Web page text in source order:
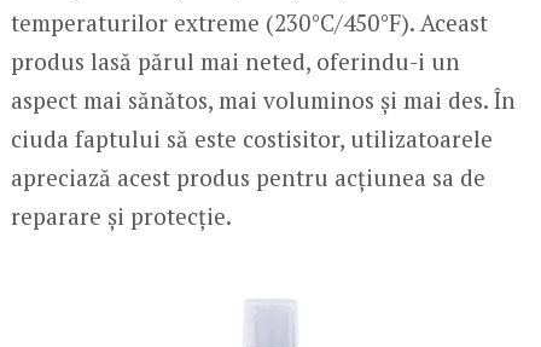
temperaturilor extreme (230°C/450°F). Aceast
produs lasă părul mai neted, oferindu-i un
aspect mai sănătos, mai voluminos și mai des. În
ciuda faptului să este costisitor, utilizatoarele
apreciază acest produs pentru acțiunea sa de
reparare și protecție.